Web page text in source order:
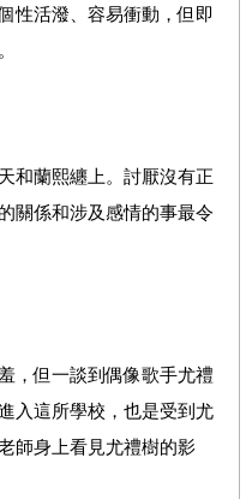
性活潑、容易衝動，但即
和蘭熙纏上。討厭沒有正
關係和涉及感情的事最令
，但一談到偶像歌手尤禮
入這所學校，也是受到尤
師身上看見尤禮樹的影